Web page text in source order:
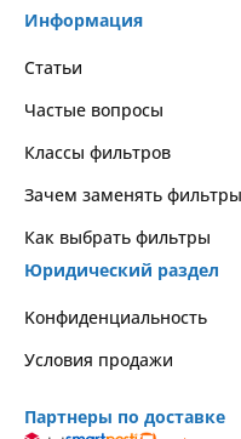
Информация
Статьи
Частые вопросы
Классы фильтров
Зачем заменять фильтры
Как выбрать фильтры
Юридический раздел
Kонфиденциальность
Условия продажи
Партнеры по доставке